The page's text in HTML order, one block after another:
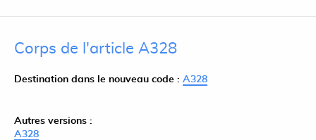
Corps de l'article A328
Destination dans le nouveau code : A328
Autres versions :
A328